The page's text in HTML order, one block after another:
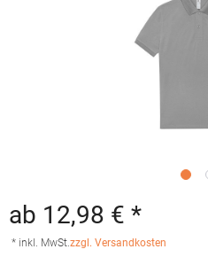
ab 12,98 € *
* inkl. MwSt.zzgl. Versandkosten